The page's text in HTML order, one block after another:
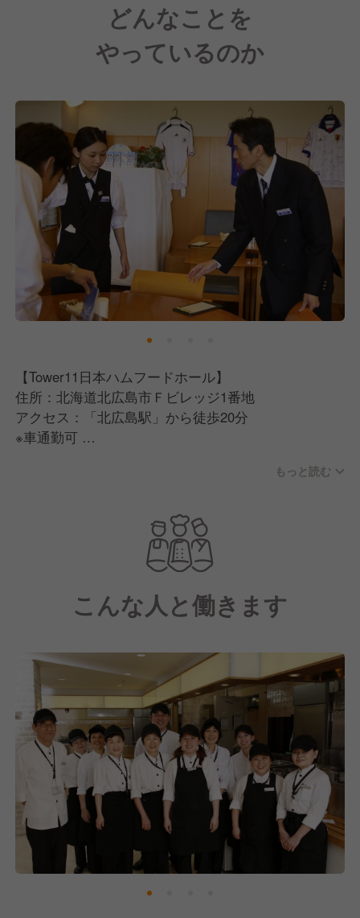
どんなことを
やっているのか
【Tower11日本ハムフードホール】
住所：北海道北広島市Ｆビレッジ1番地
アクセス：「北広島駅」から徒歩20分
※車通勤可
最大級の給食・ホスピタリティサービス企業です。
現在は三井物産100％子会社として、フードサービス
を中心に、オフィス、工場、学校、病院・福祉施設、
スタジアム・トレーニング施設など、多岐にわたる事
業を展開しています。
業部』では、主にスタジアムやアリーナをといったス
ポーツやエンターテインメントの現場で「食」を通じ
て地域と人を元気にする役割を担っています。
その中でTower11日本ハムフードホールでは飲食・サ
ービス業務をS&E事業部にて包括的に受託することと
なり、来場者の多様なニーズに応える新たな食体験を
提供しています。
しかし、私たちは食事を提供するだけではなく、その
先にある「笑顔」や「生きる活力」を提供することに
あります。
これからもこの想いは忘れずに、たくさんの人たち
に“元気のもと”を届けてまいります！
もっと読む
こんな人と働きます